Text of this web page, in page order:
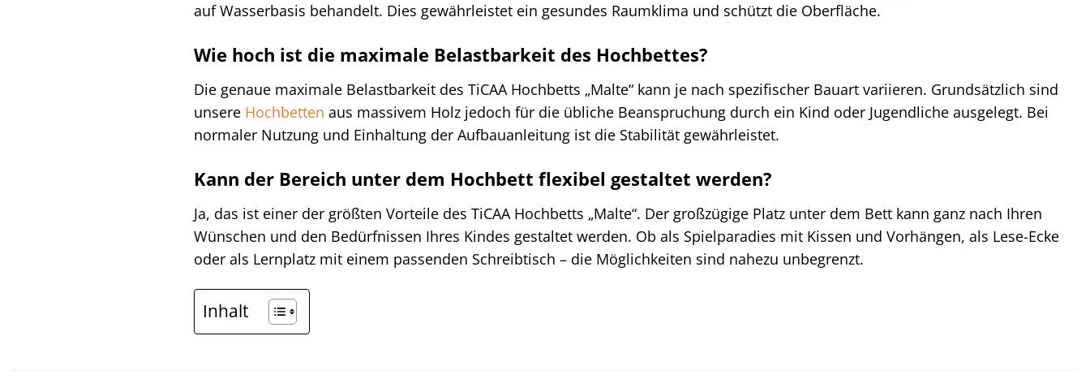
auf Wasserbasis behandelt. Dies gewährleistet ein gesundes Raumklima und schützt die Oberfläche.
Wie hoch ist die maximale Belastbarkeit des Hochbettes?
Die genaue maximale Belastbarkeit des TiCAA Hochbetts „Malte“ kann je nach spezifischer Bauart variieren. Grundsätzlich sind
unsere Hochbetten aus massivem Holz jedoch für die übliche Beanspruchung durch ein Kind oder Jugendliche ausgelegt. Bei
normaler Nutzung und Einhaltung der Aufbauanleitung ist die Stabilität gewährleistet.
Kann der Bereich unter dem Hochbett flexibel gestaltet werden?
Ja, das ist einer der größten Vorteile des TiCAA Hochbetts „Malte“. Der großzügige Platz unter dem Bett kann ganz nach Ihren
Wünschen und den Bedürfnissen Ihres Kindes gestaltet werden. Ob als Spielparadies mit Kissen und Vorhängen, als Lese-Ecke
oder als Lernplatz mit einem passenden Schreibtisch – die Möglichkeiten sind nahezu unbegrenzt.
Inhalt